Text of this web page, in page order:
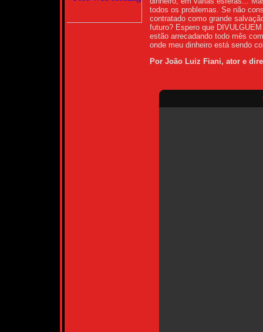
todos os problemas. Se não
contratado como grande
futuro? Espero que
estão arrecadando todo mês
onde meu dinheiro está sendo
Por João Luiz Fiani, ator e